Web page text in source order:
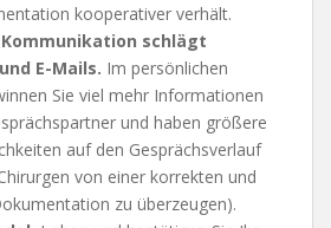
kooperativer verhält.
schlägt
E-Mails. Im persönlichen
Sie viel mehr Informationen
und haben größere
auf den Gesprächsverlauf
von einer korrekten und
zu überzeugen).